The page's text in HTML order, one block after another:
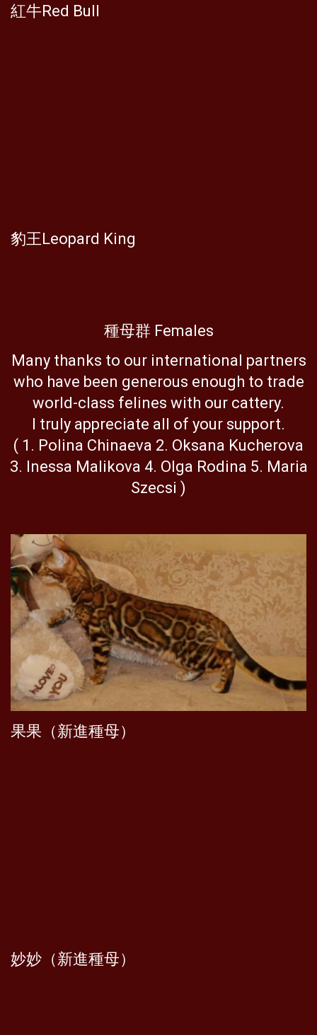
紅牛Red Bull
豹王Leopard King
種母群 Females
Many thanks to our international partners
who have been generous enough to trade
world-class felines with our cattery.
I truly appreciate all of your support.
( 1. Polina Chinaeva 2. Oksana Kucherova
3. Inessa Malikova 4. Olga Rodina 5. Maria
Szecsi )
果果（新進種母）
妙妙（新進種母）